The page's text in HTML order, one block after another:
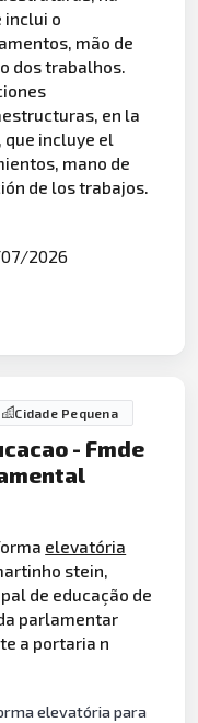
inclui o
mão de
dos trabalhos.
en la
que incluye el
mano de
de los trabajos.
2026
Cidade Pequena
- Fmde
elevatória
stein,
de educação de
parlamentar
a portaria n
elevatória para